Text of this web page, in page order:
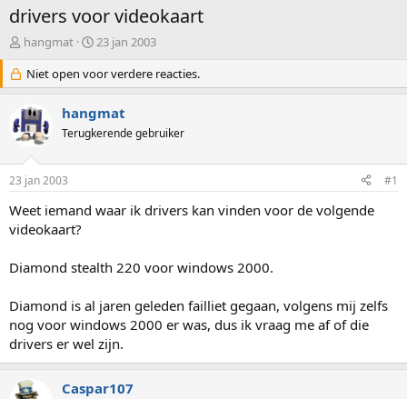
drivers voor videokaart
O
d
e
r
w
e
p
s
t
a
r
e
hangmat
S
a
r
d
a
m
23 jan 2003
Niet open voor verdere reacties.
hangmat
Terugkerende gebruiker
23 jan 2003 #1
Weet iemand waar ik drivers kan vinden voor de volgende
videokaart?
Diamond stealth 220 voor windows 2000.
Diamond is al jaren geleden failliet gegaan, volgens mij zelfs
nog voor windows 2000 er was, dus ik vraag me af of die
drivers er wel zijn.
Caspar107